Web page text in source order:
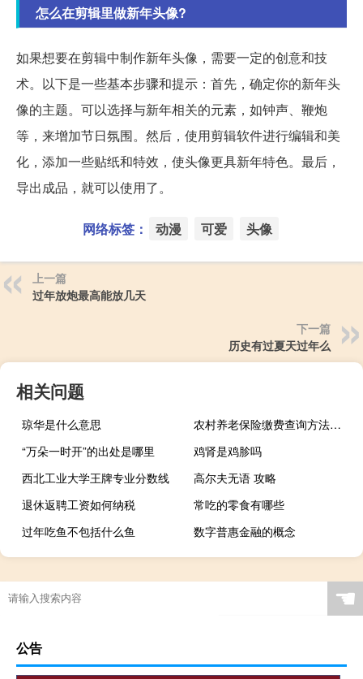
怎么在剪辑里做新年头像?
如果想要在剪辑中制作新年头像，需要一定的创意和技
术。以下是一些基本步骤和提示：首先，确定你的新年头
像的主题。可以选择与新年相关的元素，如钟声、鞭炮
等，来增加节日氛围。然后，使用剪辑软件进行编辑和美
化，添加一些贴纸和特效，使头像更具新年特色。最后，
导出成品，就可以使用了。
网络标签： 动漫 可爱 头像
上一篇
过年放炮最高能放几天
下一篇
历史有过夏天过年么
相关问题
琼华是什么意思
农村养老保险缴费查询方法（农村养老保险缴费查询）
“万朵一时开”的出处是哪里
鸡肾是鸡胗吗
西北工业大学王牌专业分数线
高尔夫无语 攻略
退休返聘工资如何纳税
常吃的零食有哪些
过年吃鱼不包括什么鱼
数字普惠金融的概念
☚
公告